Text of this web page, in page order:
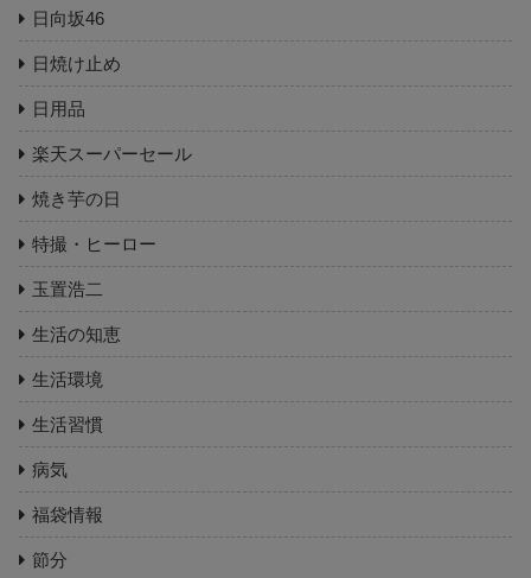
日向坂46
日焼け止め
日用品
楽天スーパーセール
焼き芋の日
特撮・ヒーロー
玉置浩二
生活の知恵
生活環境
生活習慣
病気
福袋情報
節分